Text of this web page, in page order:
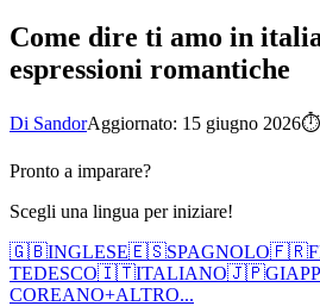
Come dire ti amo in
espressioni romantiche
Di SandorAggiornato: 15 giugno 2026⏱
Pronto a imparare?
Scegli una lingua per iniziare!
🇬🇧INGLESE🇪🇸SPAGNOLO🇫🇷
TEDESCO🇮🇹ITALIANO🇯🇵
COREANO+ALTRO...